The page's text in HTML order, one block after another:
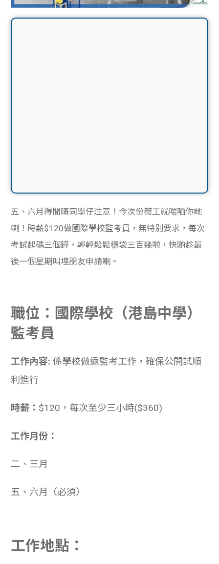
五、六月得閒嘅同學仔注意！今次份筍工就啱哂你哋
喇！時薪$120做國際學校監考員，無特別要求，每次
考試起碼三個鐘，輕輕鬆鬆穩袋三百幾啦，快啲趁最
後一個星期叫埋朋友申請喇。
職位：國際學校（港島中學）
監考員
工作內容: 係學校做返監考工作，確保公開試順
利進行
時薪： $120，每次至少三小時($360)
工作月份：
二、三月
五、六月（必須）
工作地點：